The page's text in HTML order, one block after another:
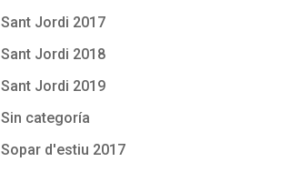
Sant Jordi 2017
Sant Jordi 2018
Sant Jordi 2019
Sin categoría
Sopar d'estiu 2017